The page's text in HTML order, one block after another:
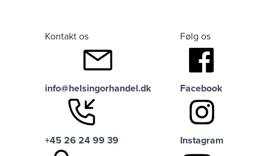
Kontakt os
info@helsingorhandel.dk
+45 26 24 99 39
Følg os
Facebook
Instagram